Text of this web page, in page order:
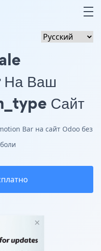
Ваш
Сайт
Bar на сайт Odoo без